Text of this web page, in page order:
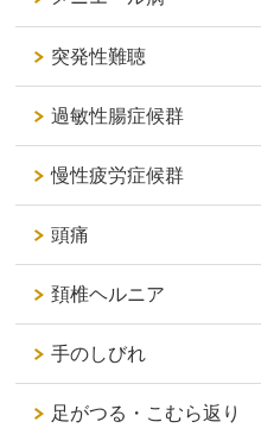
突発性難聴
過敏性腸症候群
慢性疲労症候群
頭痛
頚椎ヘルニア
手のしびれ
足がつる・こむら返り